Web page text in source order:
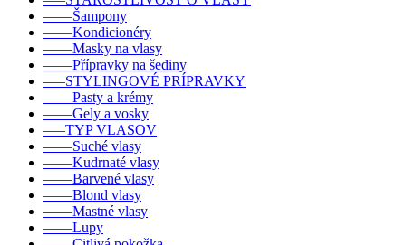
––––Šampony
––––Kondicionéry
––––Masky na vlasy
––––Přípravky na šediny
–––STYLINGOVÉ PRÍPRAVKY
––––Pasty a krémy
––––Gely a vosky
–––TYP VLASOV
––––Suché vlasy
––––Kudrnaté vlasy
––––Barvené vlasy
––––Blond vlasy
––––Mastné vlasy
––––Lupy